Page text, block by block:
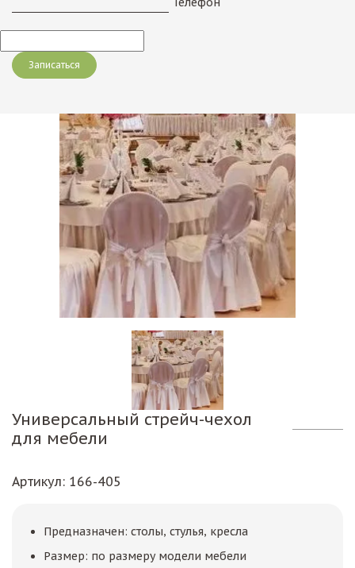
Универсальный стрейч-чехол
для мебели
Артикул: 166-405
Предназначен: столы, стулья, кресла
Размер: по размеру модели мебели